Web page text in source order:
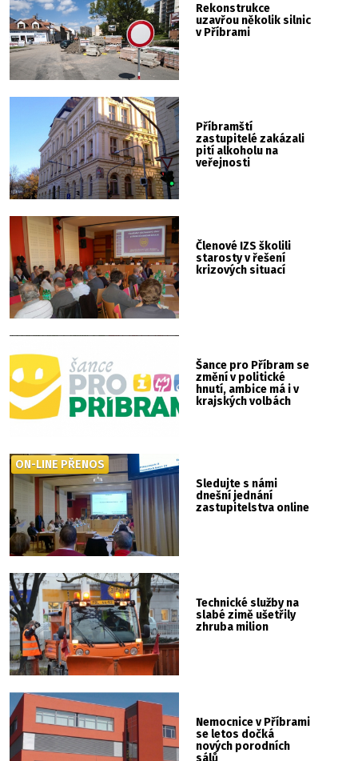
Rekonstrukce
uzavřou několik silnic
v Příbrami
Příbramští
zastupitelé zakázali
pití alkoholu na
veřejnosti
Členové IZS školili
starosty v řešení
krizových situací
Šance pro Příbram se
změní v politické
hnutí, ambice má i v
krajských volbách
Sledujte s námi
dnešní jednání
zastupitelstva online
ON-LINE PŘENOS
Technické služby na
slabé zimě ušetřily
zhruba milion
Nemocnice v Příbrami
se letos dočká
nových porodních
sálů